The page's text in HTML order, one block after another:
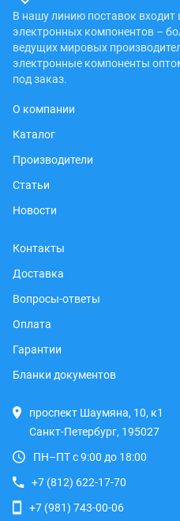
В нашу линию поставок входит
электронных компонентов –
ведущих мировых
электронные компоненты
под заказ.
О компании
Каталог
Производители
Статьи
Новости
Контакты
Доставка
Вопросы-ответы
Оплата
Гарантии
Бланки документов
проспект Шаумяна, 10, к1
Санкт-Петербург, 195027
ПН–ПТ с 9:00 до 18:00
+7 (812) 622-17-70
+7 (981) 743-00-06